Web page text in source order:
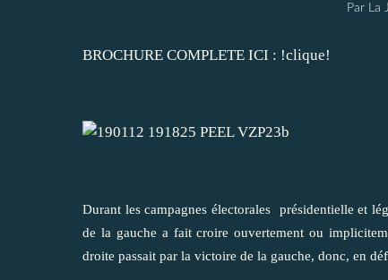
Par La
BROCHURE COMPLETE ICI : !clique!
Durant les campagnes électorales présidentielle et
de la gauche a fait croire ouvertement ou
droite passait par la victoire de la gauche, donc, en